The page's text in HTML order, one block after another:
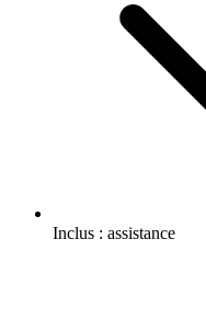
Inclus : assistance